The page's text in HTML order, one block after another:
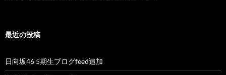
最近の投稿
日向坂46 5期生ブログfeed追加